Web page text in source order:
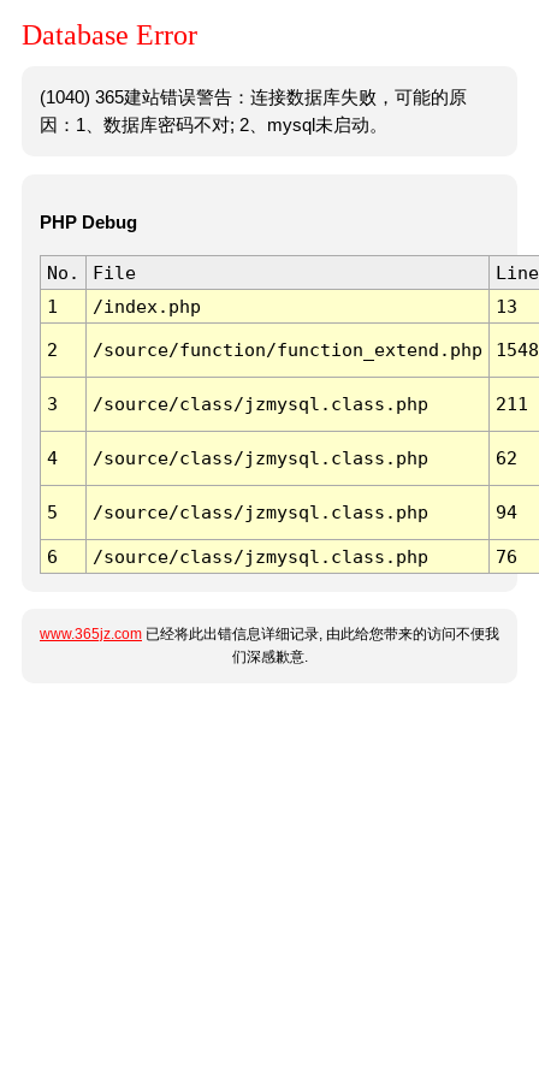
Database Error
(1040) 365建站错误警告：连接数据库失败，可能的原
因：1、数据库密码不对; 2、mysql未启动。
PHP Debug
No. File
Line
1
/index.php 13
2 /source/function/function_extend.php 1548
3 /source/class/jzmysql.class.php 211
4 /source/class/jzmysql.class.php 62
5 /source/class/jzmysql.class.php 94
6 /source/class/jzmysql.class.php 76
www.365jz.com 已经将此出错信息详细记录, 由此给您带来的访问不便我
们深感歉意.